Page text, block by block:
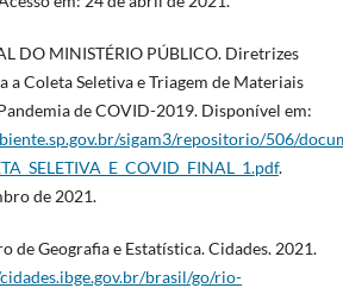
DO MINISTÉRIO PÚBLICO. Diretrizes
a Coleta Seletiva e Triagem de Materiais
de COVID-2019. Disponível em:
sigam3/repositorio/506/
.
de 2021.
de Geografia e Estatística. Cidades. 2021.
brasil/go/rio-